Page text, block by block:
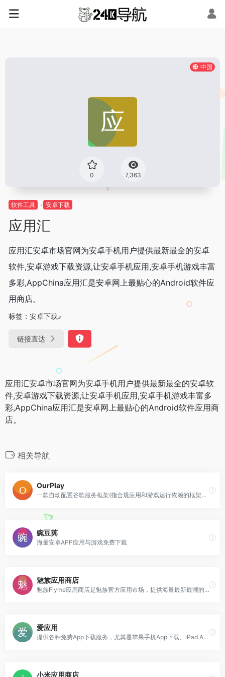
中国
0 7,363
软件工具 安卓下载
应用汇
应用汇安卓市场官网为安卓手机用户提供最新最全的安卓
软件,安卓游戏下载资源,让安卓手机应用,安卓手机游戏丰富
多彩,AppChina应用汇是安卓网上最贴心的Android软件应
用商店。
标签： 安卓下载
链接直达
应用汇安卓市场官网为安卓手机用户提供最新最全的安卓软
件,安卓游戏下载资源,让安卓手机应用,安卓手机游戏丰富多
彩,AppChina应用汇是安卓网上最贴心的Android软件应用商
店。
相关导航
OurPlay
一款自动配置谷歌服务框架(指合规应用和游戏运行依赖的框架，而不是谷歌商店或谷歌应用)，并免费提供全球合规游戏及应用的网络加速功能，稳定支持其安装及流畅运行的APP，完美解决了海外合规应用、游戏的网络连接、掉线、闪退、卡顿等问题。
豌豆荚
海量安卓APP应用与游戏免费下载
魅族应用商店
魅族Flyme应用商店是魅族官方应用市场，提供海量最新最潮的魅族手机应用、游戏和主题下载,按主题分类,下载排行推荐
爱应用
提供各种免费App下载服务，尤其是苹果手机App下载、iPad App下载和Mac App下载,包括最新最好玩的手机App游戏、手机App软件等手机App应用等。
小米应用商店